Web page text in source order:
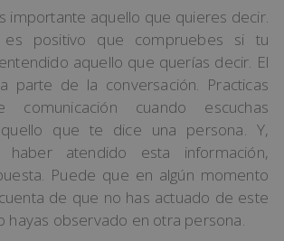
importante aquello que quieres decir.
es positivo que compruebes si tu
aquello que querías decir. El
parte de la conversación. Practicas
cuando escuchas
que te dice una persona. Y,
haber atendido esta información,
Puede que en algún momento
de que no has actuado de este
hayas observado en otra persona.